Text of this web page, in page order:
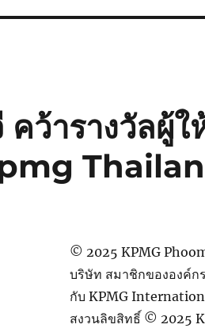
คว้ารางวัลผู้
© 2025 KPMG
บริษัท สมาชิกขององค์ก
กับ KPMG
สงวนลิขสิทธิ์ © 2025